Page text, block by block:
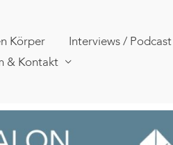
Körper Interviews / Podcast
& Kontakt